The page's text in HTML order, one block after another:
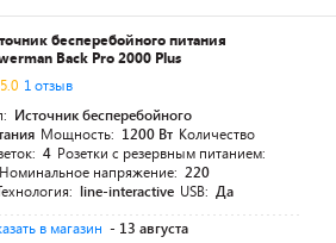
бесперебойного питания
Back Pro 2000 Plus
5.0 1 отзыв
Источник бесперебойного
Мощность: 1200 Вт Количество
4 Розетки с резервным питанием:
Номинальное напряжение: 220
line-interactive USB: Да
в магазин - 13 августа